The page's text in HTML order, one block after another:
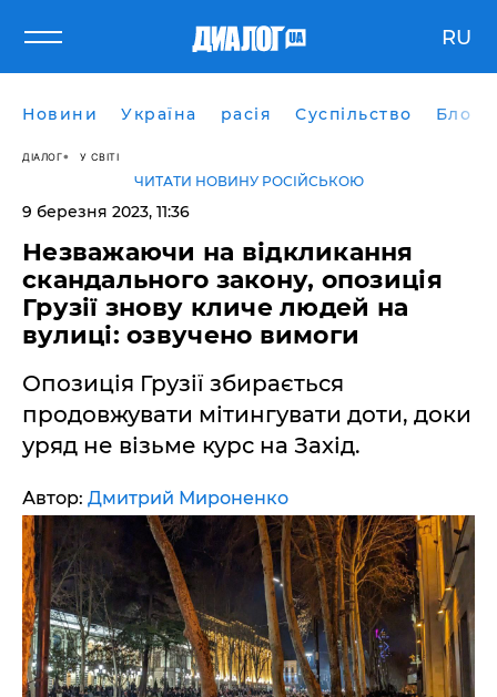
RU
Новини Україна расія Суспільство Блоги
ДІАЛОГ У СВІТІ
ЧИТАТИ НОВИНУ РОСІЙСЬКОЮ
9 березня 2023, 11:36
Незважаючи на відкликання
скандального закону, опозиція
Грузії знову кличе людей на
вулиці: озвучено вимоги
Опозиція Грузії збирається
продовжувати мітингувати доти, доки
уряд не візьме курс на Захід.
Автор: Дмитрий Мироненко